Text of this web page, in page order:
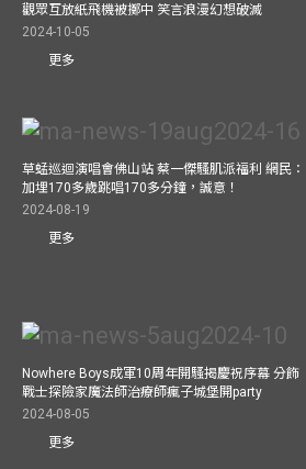
觀眾互放紙飛機被擲中 笑言浪漫幻想破滅
2024-10-05
更多
草蜢巡迴演唱會佛山站 蔡一傑騷肌派福利 網民：
加埋170多歲跳唱170多分鐘，誠意！
2024-08-19
更多
Nowhere Boys成軍10周年開騷揭慶祝序幕 分飾
戰士探險家魔法師治療師瘋子城堡開party
2024-08-05
更多